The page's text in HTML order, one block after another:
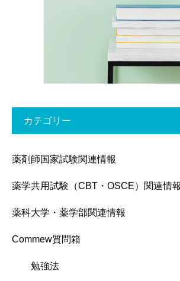
カテゴリー
薬剤師国家試験関連情報
薬学共用試験（CBT・OSCE）関連情報
薬科大学・薬学部関連情報
Commew質問箱
勉強法